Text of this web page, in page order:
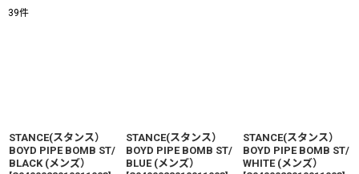
絞り込む
39件
STANCE(スタンス）
BOYD PIPE BOMB ST/
BLACK (メンズ）
STANCE(スタンス）
BOYD PIPE BOMB ST/
BLUE (メンズ）
STANCE(スタンス）
BOYD PIPE BOMB ST/
WHITE (メンズ）